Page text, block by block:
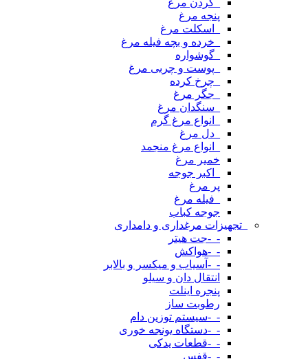
_گردن مرغ
پنجه مرغ
_اسکلت مرغ
_خرده و بچه فیله مرغ
_گوشواره
_پوست و چربی مرغ
_چرخ کرده
_جگر مرغ
_سنگدان مرغ
_انواع مرغ گرم
_دل مرغ
_انواع مرغ منجمد
خمیر مرغ
_اکبر جوجه
پر مرغ
_فیله مرغ
جوجه کباب
_تجهیزات مرغداری و دامداری
-_-جت هیتر
-_-هواکش
-_-آسیاب و میکسر و بالابر
انتقال دان و سیلو
پنجره اینلت
رطوبت ساز
-_-سیستم توزین دام
-_-دستگاه یونجه خوری
-_-قطعات یدکی
-_-قفس